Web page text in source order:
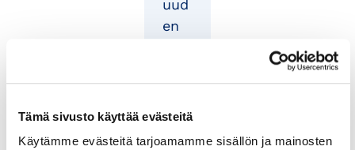
Tämä sivusto käyttää evästeitä
Käytämme evästeitä tarjoamamme sisällön ja mainosten
uud
en
omi
nen